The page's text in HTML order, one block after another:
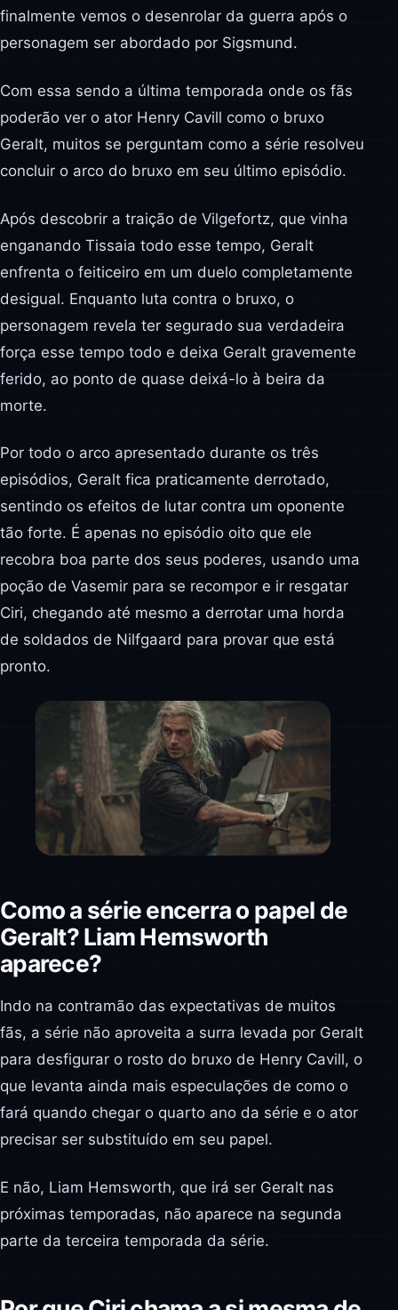
finalmente vemos o desenrolar da guerra após o
personagem ser abordado por Sigsmund.
Com essa sendo a última temporada onde os fãs
poderão ver o ator Henry Cavill como o bruxo
Geralt, muitos se perguntam como a série resolveu
concluir o arco do bruxo em seu último episódio.
Após descobrir a traição de Vilgefortz, que vinha
enganando Tissaia todo esse tempo, Geralt
enfrenta o feiticeiro em um duelo completamente
desigual. Enquanto luta contra o bruxo, o
personagem revela ter segurado sua verdadeira
força esse tempo todo e deixa Geralt gravemente
ferido, ao ponto de quase deixá-lo à beira da
morte.
Por todo o arco apresentado durante os três
episódios, Geralt fica praticamente derrotado,
sentindo os efeitos de lutar contra um oponente
tão forte. É apenas no episódio oito que ele
recobra boa parte dos seus poderes, usando uma
poção de Vasemir para se recompor e ir resgatar
Ciri, chegando até mesmo a derrotar uma horda
de soldados de Nilfgaard para provar que está
pronto.
Como a série encerra o papel de
Geralt? Liam Hemsworth
aparece?
Indo na contramão das expectativas de muitos
fãs, a série não aproveita a surra levada por Geralt
para desfigurar o rosto do bruxo de Henry Cavill, o
que levanta ainda mais especulações de como o
fará quando chegar o quarto ano da série e o ator
precisar ser substituído em seu papel.
E não, Liam Hemsworth, que irá ser Geralt nas
próximas temporadas, não aparece na segunda
parte da terceira temporada da série.